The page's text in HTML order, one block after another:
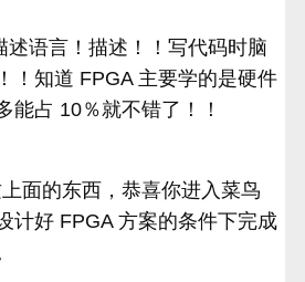
述语言！描述！！写代码时脑
！知道 FPGA 主要学的是硬件
能占 10％就不错了！！
面的东西，恭喜你进入菜鸟
计好 FPGA 方案的条件下完成